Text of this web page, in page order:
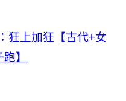
狂上加狂【古代+女
】